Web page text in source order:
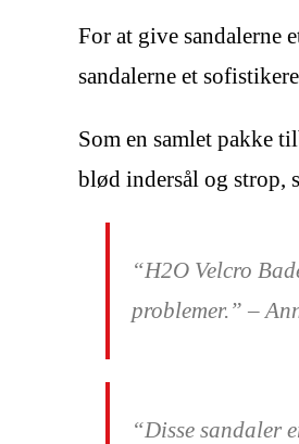
For at give sandalerne
sandalerne et
Som en samlet pakke
blød indersål og strop,
“H2O Velcro
problemer.” –
“Disse sandaler